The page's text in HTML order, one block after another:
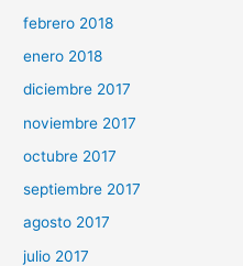
febrero 2018
enero 2018
diciembre 2017
noviembre 2017
octubre 2017
septiembre 2017
agosto 2017
julio 2017